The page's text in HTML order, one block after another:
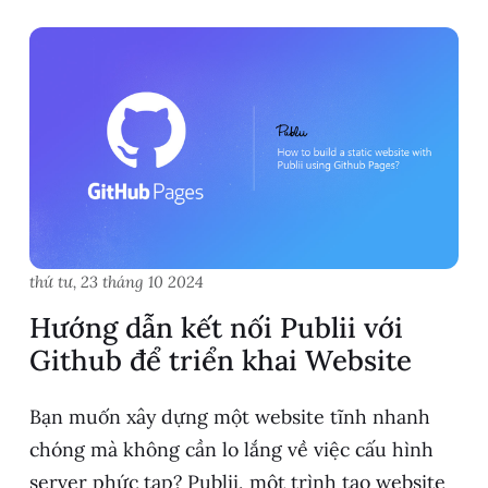
thứ tư, 23 tháng 10 2024
Hướng dẫn kết nối Publii với
Github để triển khai Website
Bạn muốn xây dựng một website tĩnh nhanh
chóng mà không cần lo lắng về việc cấu hình
server phức tạp? Publii, một trình tạo website